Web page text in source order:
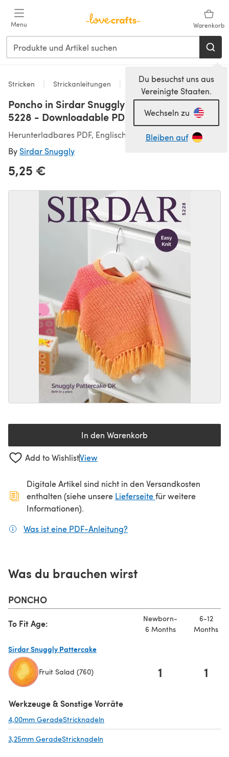
Menu Warenkorb
Du besuchst uns aus
Vereinigte Staaten.
Wechseln zu
Bleiben auf
Stricken Strickanleitungen Ponchos
Poncho in Sirdar Snuggly Pattercake DK -
5228 - Downloadable PDF
Herunterladbares PDF, Englisch
By Sirdar Snuggly
5,25 €
In den Warenkorb
Add to WishlistView
Digitale Artikel sind nicht in den Versandkosten
enthalten (siehe unsere Lieferseite(öffnet sich in
für weitere
Informationen).
Was ist eine PDF-Anleitung?
Was du brauchen wirst
PONCHO
To Fit Age:
Newborn-
6 Months
6-12
Months
Sirdar Snuggly Pattercake
Fruit Salad (760) 1 1
Werkzeuge & Sonstige Vorräte
4,00mm GeradeStricknadeln
3,25mm GeradeStricknadeln